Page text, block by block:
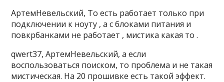
АртемНевельский, То есть работает только при
подключении к ноуту , а с блоками питания и
повкрбанками не работает , мистика какая то .
qwert37, АртемНевельский, а если
воспользоваться поиском, то проблема и не такая
мистическая. На 20 прошивке есть такой эффект.